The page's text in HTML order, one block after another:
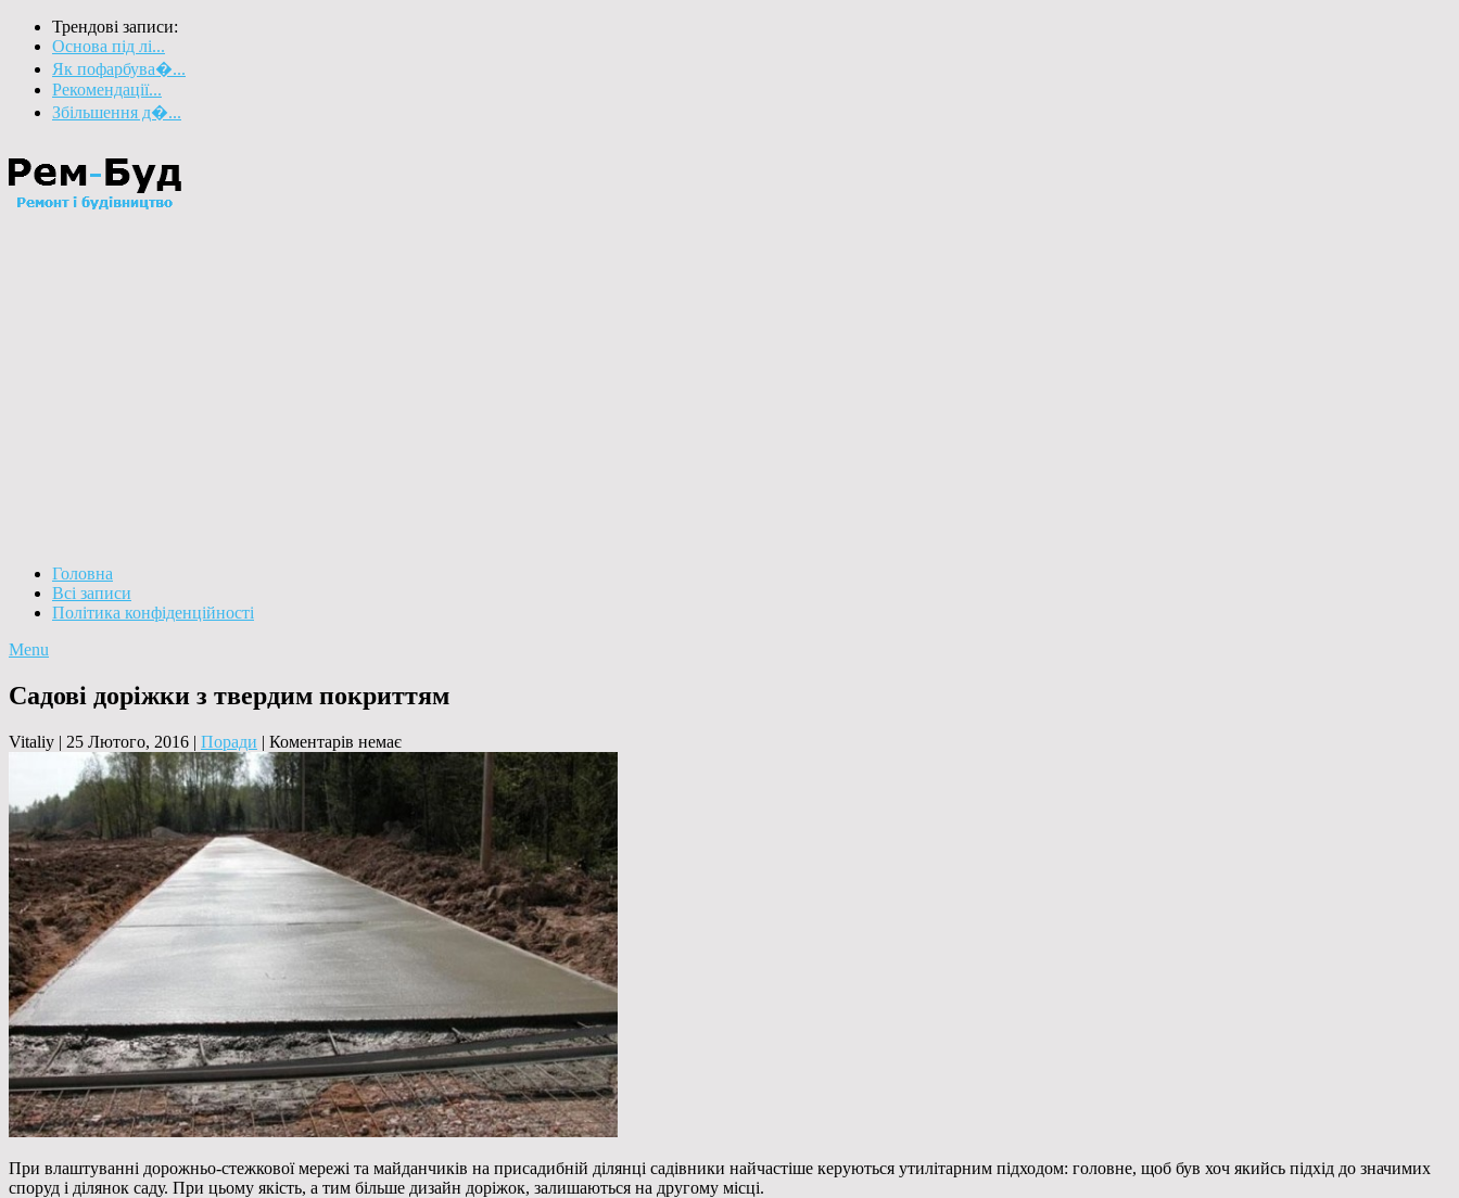
Трендові записи:
Основа під лі...
Як пофарбува�...
Рекомендації...
Збільшення д�...
Головна
Всі записи
Політика конфіденційності
Menu
Садові доріжки з твердим покриттям
Vitaliy | 25 Лютого, 2016 | Поради | Коментарів немає
При влаштуванні дорожньо-стежкової мережі та майданчиків на присадибній ділянці садівники найчастіше керуються утилітарним підходом: головне, щоб був хоч якийсь підхід до значимих
споруд і ділянок саду. При цьому якість, а тим більше дизайн доріжок, залишаються на другому місці.